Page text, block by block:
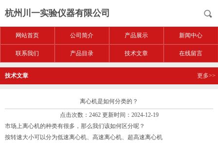
杭州川一实验仪器有限公司
网站首页 公司简介 产品展示 新闻中心
联系我们 产品目录 技术文章 在线留言
技术文章 更多>>
离心机是如何分类的？
点击次数：2462 更新时间：2024-12-19
市场上离心机的种类有很多，那么我们该如何区分呢？
按转速大小可以分为低速离心机、高速离心机、超高速离心机